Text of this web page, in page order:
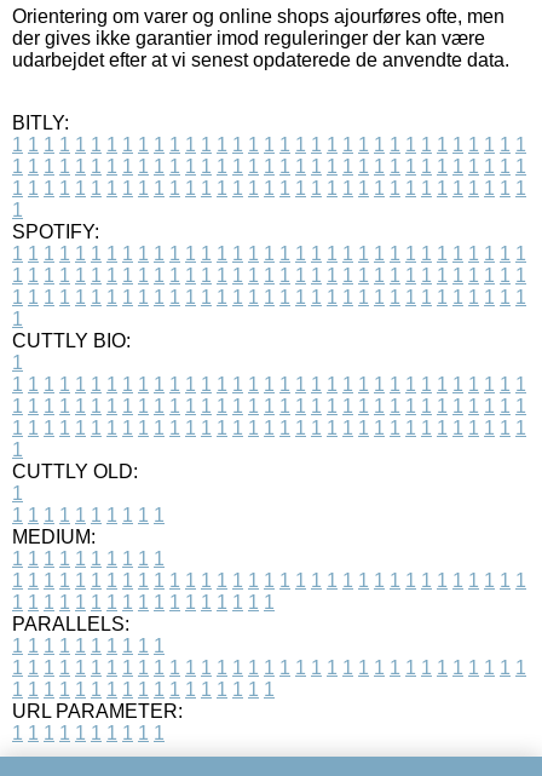
Orientering om varer og online shops ajourføres ofte, men
der gives ikke garantier imod reguleringer der kan være
udarbejdet efter at vi senest opdaterede de anvendte data.
BITLY:
1 1 1 1 1 1 1 1 1 1 1 1 1 1 1 1 1 1 1 1 1 1 1 1 1 1 1 1 1 1 1 1 1
1 1 1 1 1 1 1 1 1 1 1 1 1 1 1 1 1 1 1 1 1 1 1 1 1 1 1 1 1 1 1 1 1
1 1 1 1 1 1 1 1 1 1 1 1 1 1 1 1 1 1 1 1 1 1 1 1 1 1 1 1 1 1 1 1 1
1
SPOTIFY:
1 1 1 1 1 1 1 1 1 1 1 1 1 1 1 1 1 1 1 1 1 1 1 1 1 1 1 1 1 1 1 1 1
1 1 1 1 1 1 1 1 1 1 1 1 1 1 1 1 1 1 1 1 1 1 1 1 1 1 1 1 1 1 1 1 1
1 1 1 1 1 1 1 1 1 1 1 1 1 1 1 1 1 1 1 1 1 1 1 1 1 1 1 1 1 1 1 1 1
1
CUTTLY BIO:
1
1 1 1 1 1 1 1 1 1 1 1 1 1 1 1 1 1 1 1 1 1 1 1 1 1 1 1 1 1 1 1 1 1
1 1 1 1 1 1 1 1 1 1 1 1 1 1 1 1 1 1 1 1 1 1 1 1 1 1 1 1 1 1 1 1 1
1 1 1 1 1 1 1 1 1 1 1 1 1 1 1 1 1 1 1 1 1 1 1 1 1 1 1 1 1 1 1 1 1
1
CUTTLY OLD:
1
1 1 1 1 1 1 1 1 1 1
MEDIUM:
1 1 1 1 1 1 1 1 1 1
1 1 1 1 1 1 1 1 1 1 1 1 1 1 1 1 1 1 1 1 1 1 1 1 1 1 1 1 1 1 1 1 1
1 1 1 1 1 1 1 1 1 1 1 1 1 1 1 1 1
PARALLELS:
1 1 1 1 1 1 1 1 1 1
1 1 1 1 1 1 1 1 1 1 1 1 1 1 1 1 1 1 1 1 1 1 1 1 1 1 1 1 1 1 1 1 1
1 1 1 1 1 1 1 1 1 1 1 1 1 1 1 1 1
URL PARAMETER:
1 1 1 1 1 1 1 1 1 1